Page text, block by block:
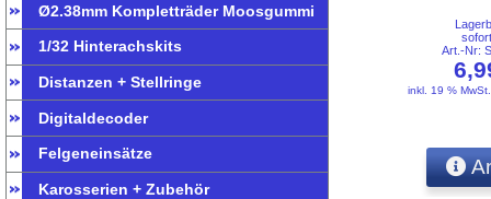
Ø2.38mm Kompletträder Moosgummi
1/32 Hinterachskits
Distanzen + Stellringe
Digitaldecoder
Felgeneinsätze
Karosserien + Zubehör
Art.-Nr:
inkl. 19 %